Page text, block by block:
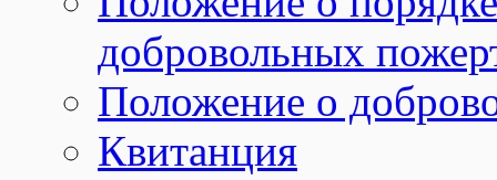
добровольных
Положение о
Квитанция